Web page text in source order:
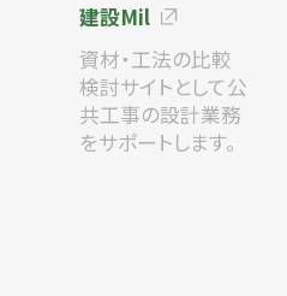
建設Mil
資材・工法の比較
検討サイトとして公
共工事の設計業務
をサポートします。